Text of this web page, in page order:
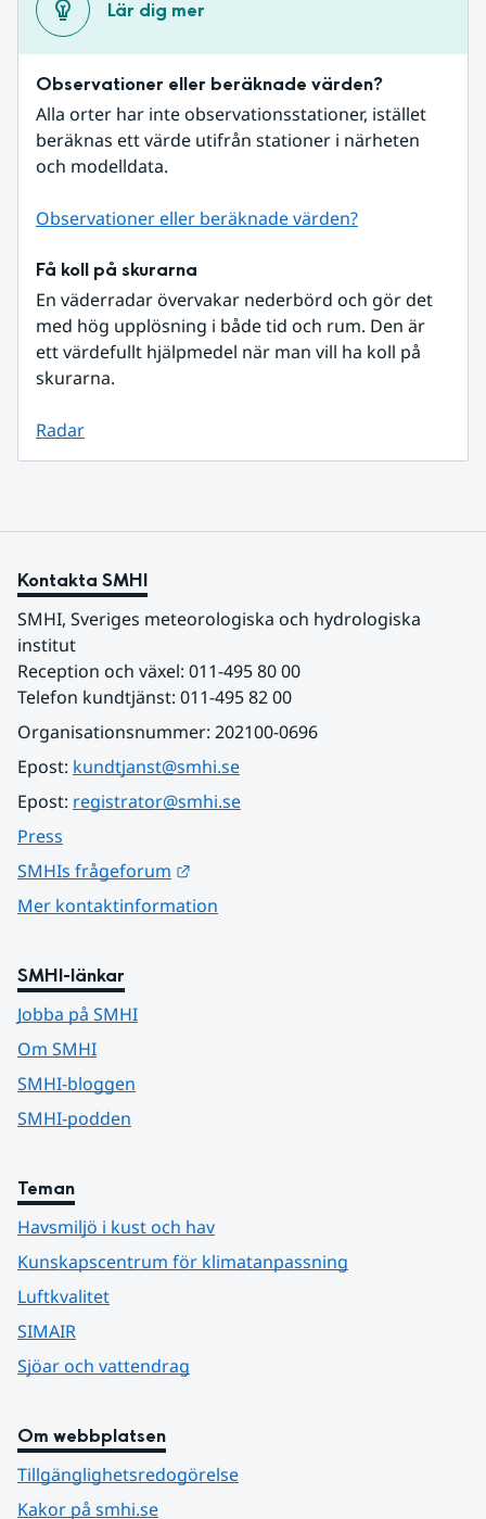
Lär dig mer
Observationer eller beräknade värden?
Alla orter har inte observationsstationer, istället
beräknas ett värde utifrån stationer i närheten
och modelldata.
Observationer eller beräknade värden?
Få koll på skurarna
En väderradar övervakar nederbörd och gör det
med hög upplösning i både tid och rum. Den är
ett värdefullt hjälpmedel när man vill ha koll på
skurarna.
Radar
Kontakta SMHI
SMHI, Sveriges meteorologiska och hydrologiska
institut
Reception och växel: 011-495 80 00
Telefon kundtjänst: 011-495 82 00
Organisationsnummer: 202100-0696
Epost: kundtjanst@smhi.se
Epost: registrator@smhi.se
Press
SMHIs frågeforum
Mer kontaktinformation
SMHI-länkar
Jobba på SMHI
Om SMHI
SMHI-bloggen
SMHI-podden
Teman
Havsmiljö i kust och hav
Kunskapscentrum för klimatanpassning
Luftkvalitet
SIMAIR
Sjöar och vattendrag
Om webbplatsen
Tillgänglighetsredogörelse
Kakor på smhi.se